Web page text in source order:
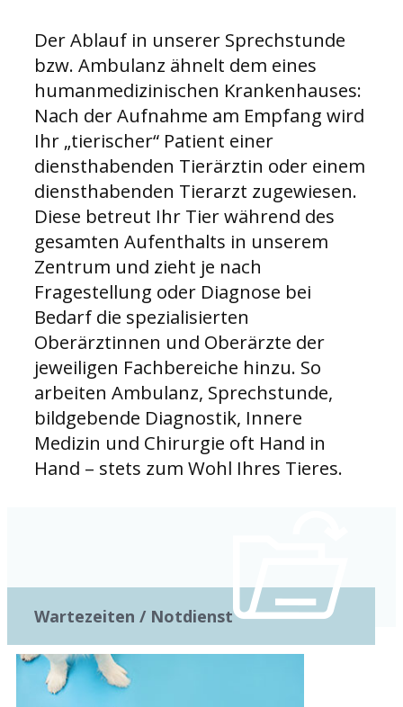
Der Ablauf in unserer Sprechstunde
bzw. Ambulanz ähnelt dem eines
humanmedizinischen Krankenhauses:
Nach der Aufnahme am Empfang wird
Ihr „tierischer“ Patient einer
diensthabenden Tierärztin oder einem
diensthabenden Tierarzt zugewiesen.
Diese betreut Ihr Tier während des
gesamten Aufenthalts in unserem
Zentrum und zieht je nach
Fragestellung oder Diagnose bei
Bedarf die spezialisierten
Oberärztinnen und Oberärzte der
jeweiligen Fachbereiche hinzu. So
arbeiten Ambulanz, Sprechstunde,
bildgebende Diagnostik, Innere
Medizin und Chirurgie oft Hand in
Hand – stets zum Wohl Ihres Tieres.
Wartezeiten / Notdienst